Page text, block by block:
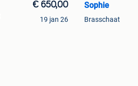
€ 650,00
19 jan 26
Sophie
Brasschaat